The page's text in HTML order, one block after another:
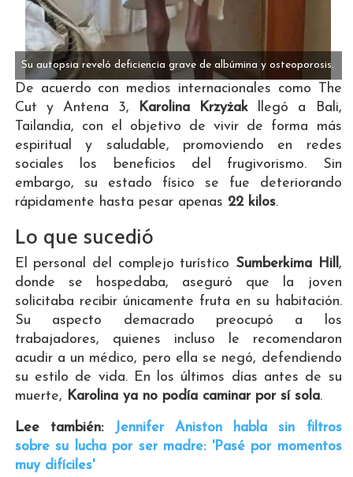
Su autopsia reveló deficiencia grave de albúmina y osteoporosis.
De acuerdo con medios internacionales como The
Cut y Antena 3, Karolina Krzyżak llegó a Bali,
Tailandia, con el objetivo de vivir de forma más
espiritual y saludable, promoviendo en redes
sociales los beneficios del frugivorismo. Sin
embargo, su estado físico se fue deteriorando
rápidamente hasta pesar apenas 22 kilos.
Lo que sucedió
El personal del complejo turístico Sumberkima Hill,
donde se hospedaba, aseguró que la joven
solicitaba recibir únicamente fruta en su habitación.
Su aspecto demacrado preocupó a los
trabajadores, quienes incluso le recomendaron
acudir a un médico, pero ella se negó, defendiendo
su estilo de vida. En los últimos días antes de su
muerte, Karolina ya no podía caminar por sí sola.
Lee también:
Jennifer Aniston habla sin filtros
sobre su lucha por ser madre: 'Pasé por momentos
muy difíciles'